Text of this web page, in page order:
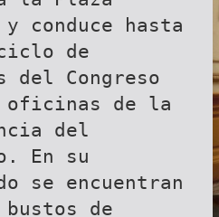
conduce hasta
de
del Congreso
de la
del
En su
se encuentran
de